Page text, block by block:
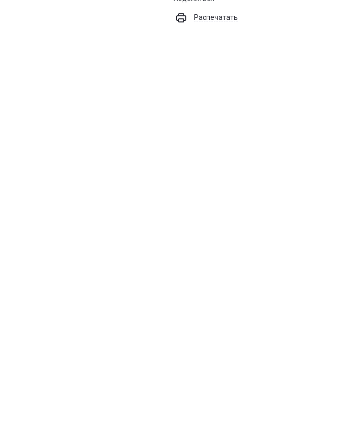
Распечатать